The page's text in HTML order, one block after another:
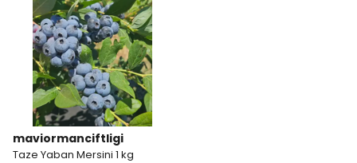
maviormanciftligi
Taze Yaban Mersini 1 kg